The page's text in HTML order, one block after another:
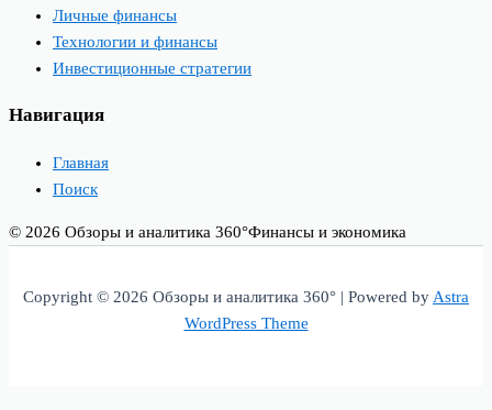
Личные финансы
Технологии и финансы
Инвестиционные стратегии
Навигация
Главная
Поиск
© 2026 Обзоры и аналитика 360°Финансы и экономика
Copyright © 2026 Обзоры и аналитика 360° | Powered byAstra
WordPress Theme